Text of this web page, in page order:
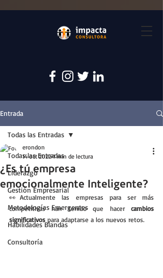
Entrada
Todas las Entradas
Liderazgo
Gestión Empresarial
Metodologías Emergentes
Habilidades Blandas
Consultoría
Todas las Entradas
¿Es tú empresa
emocionalmente Inteligente?
erondon
14 oct 2022 1 min de lectura
👀Actualmente las empresas para ser más
competitivas han tenido que hacer cambios
significativos para adaptarse a los nuevos retos.